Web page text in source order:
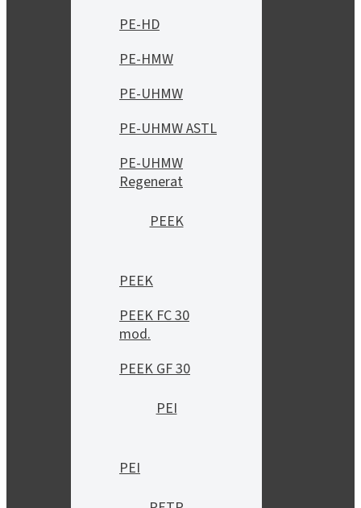
PE-HD
PE-HMW
PE-UHMW
PE-UHMW ASTL
PE-UHMW
Regenerat
PEEK
PEEK
PEEK FC 30
mod.
PEEK GF 30
PEI
PEI